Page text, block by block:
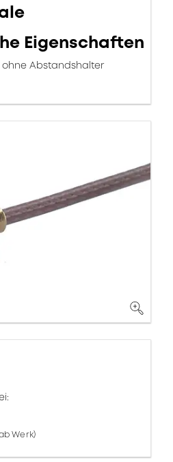
Eigenschaften
ohne Abstandshalter
Werk)